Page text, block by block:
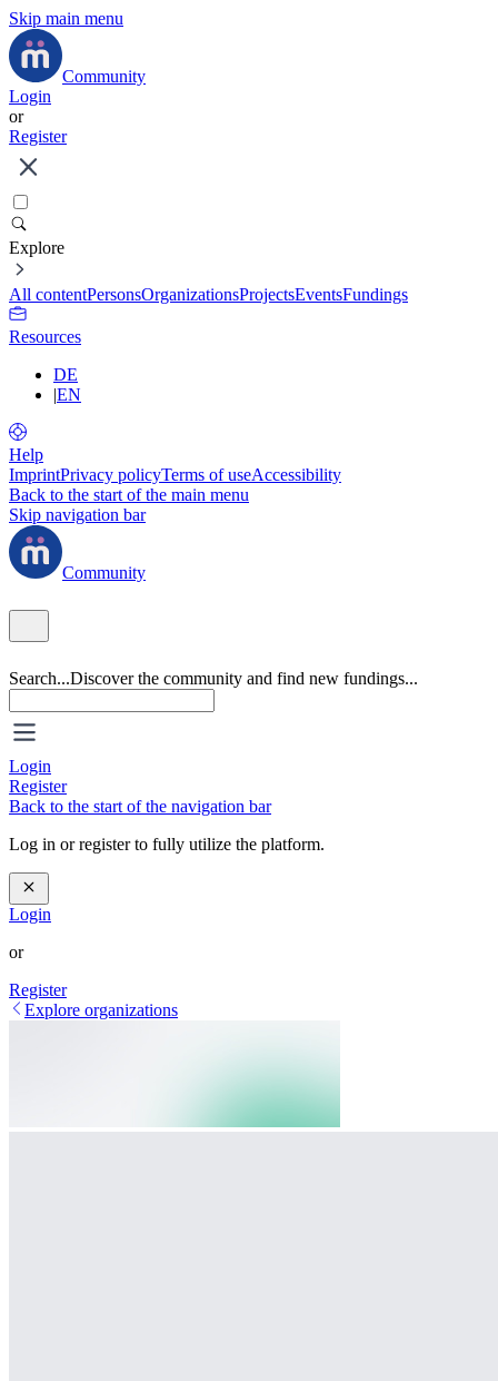
Skip main menu
Community
Login
or
Register
Explore
All contentPersonsOrganizationsProjectsEventsFundings
Resources
DE
|EN
Help
ImprintPrivacy policyTerms of useAccessibility
Back to the start of the main menu
Skip navigation bar
Community
Search...Discover the community and find new fundings...
Login
Register
Back to the start of the navigation bar
Log in or register to fully utilize the platform.
Login
or
Register
Explore organizations